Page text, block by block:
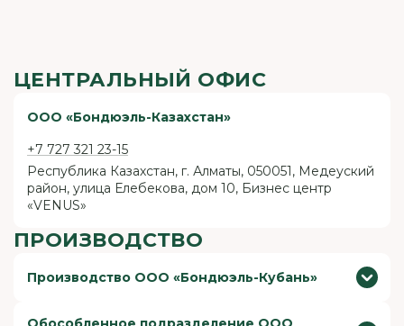
ЦЕНТРАЛЬНЫЙ ОФИС
ООО «Бондюэль-Казахстан»
+7 727 321 23-15
Республика Казахстан, г. Алматы, 050051, Медеуский
район, улица Елебекова, дом 10, Бизнес центр
«VENUS»
ПРОИЗВОДСТВО
Производство ООО «Бондюэль-Кубань»